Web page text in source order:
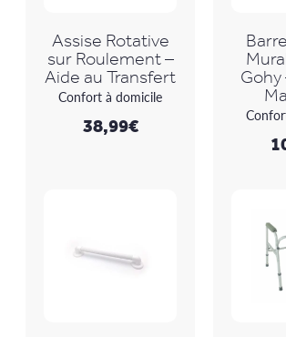
Assise Rotative
sur Roulement –
Aide au Transfert
Confort à domicile
38,99€
Gohy